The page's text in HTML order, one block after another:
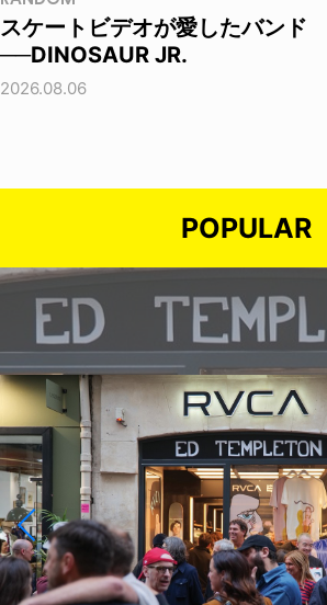
スケートビデオが愛したバンド
──DINOSAUR JR.
2026.08.06
POPULAR